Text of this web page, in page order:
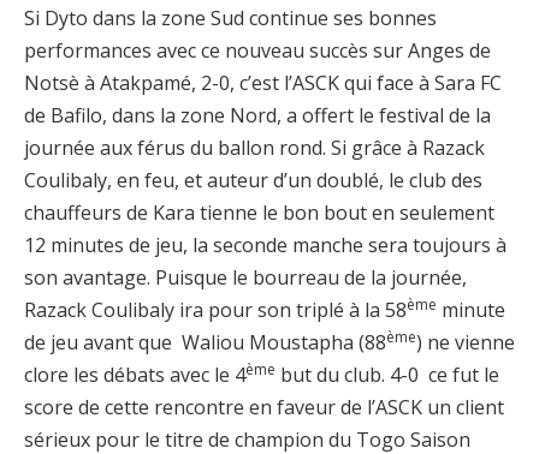
Si Dyto dans la zone Sud continue ses bonnes
performances avec ce nouveau succès sur Anges de
Notsè à Atakpamé, 2-0, c’est l’ASCK qui face à Sara FC
de Bafilo, dans la zone Nord, a offert le festival de la
journée aux férus du ballon rond. Si grâce à Razack
Coulibaly, en feu, et auteur d’un doublé, le club des
chauffeurs de Kara tienne le bon bout en seulement
12 minutes de jeu, la seconde manche sera toujours à
son avantage. Puisque le bourreau de la journée,
Razack Coulibaly ira pour son triplé à la 58ème minute
de jeu avant que Waliou Moustapha (88ème) ne vienne
clore les débats avec le 4ème but du club. 4-0 ce fut le
score de cette rencontre en faveur de l’ASCK un client
sérieux pour le titre de champion du Togo Saison